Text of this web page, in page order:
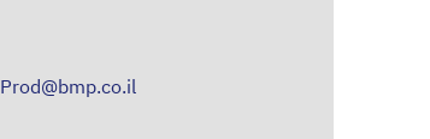
Prod@bmp.co.il